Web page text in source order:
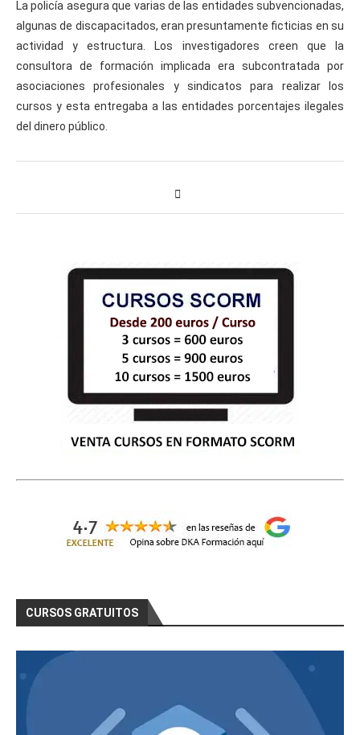
La policía asegura que varias de las entidades subvencionadas,
algunas de discapacitados, eran presuntamente ficticias en su
actividad y estructura. Los investigadores creen que la
consultora de formación implicada era subcontratada por
asociaciones profesionales y sindicatos para realizar los
cursos y esta entregaba a las entidades porcentajes ilegales
del dinero público.
CURSOS GRATUITOS